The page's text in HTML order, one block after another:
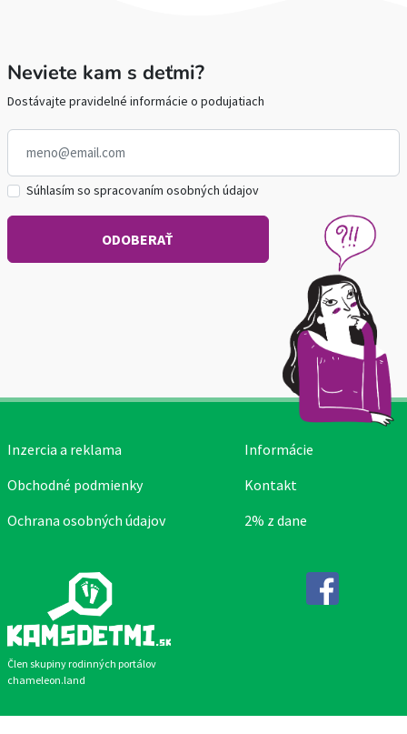
Neviete kam s deťmi?
Dostávajte pravidelné informácie o podujatiach
Súhlasím so spracovaním osobných údajov
Člen skupiny rodinných portálov
chameleon.land
Inzercia a reklama
Obchodné podmienky
Ochrana osobných údajov
Informácie
Kontakt
2% z dane